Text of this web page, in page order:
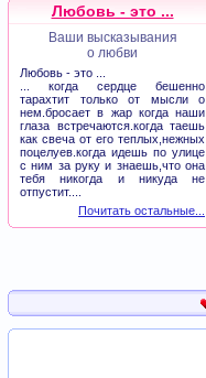
Любовь - это ...
Ваши высказывания
о любви
Любовь - это ...
... когда сердце бешенно
тарахтит только от мысли о
нем.бросает в жар когда наши
глаза встречаются.когда таешь
как свеча от его теплых,нежных
поцелуев.когда идешь по улице
с ним за руку и знаешь,что она
тебя никогда и никуда не
отпустит....
Почитать остальные...